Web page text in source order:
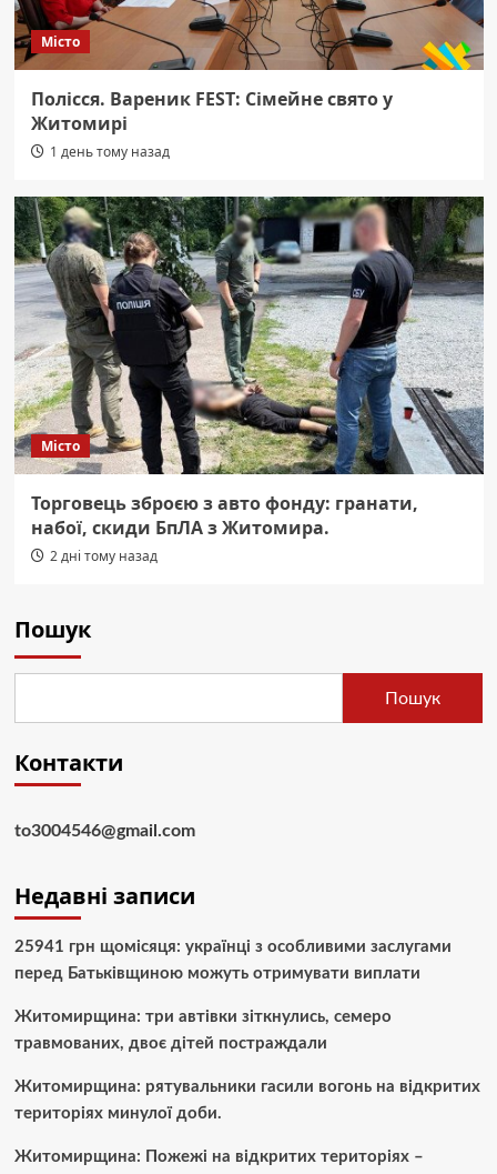
Місто
Полісся. Вареник FEST: Сімейне свято у
Житомирі
1 день тому назад
Місто
Торговець зброєю з авто фонду: гранати,
набої, скиди БпЛА з Житомира.
2 дні тому назад
Пошук
Пошук
Контакти
to3004546@gmail.com
Недавні записи
25941 грн щомісяця: українці з особливими заслугами
перед Батьківщиною можуть отримувати виплати
Житомирщина: три автівки зіткнулись, семеро
травмованих, двоє дітей постраждали
Житомирщина: рятувальники гасили вогонь на відкритих
територіях минулої доби.
Житомирщина: Пожежі на відкритих територіях –